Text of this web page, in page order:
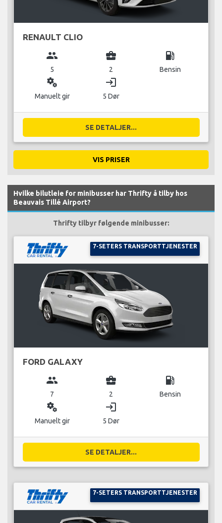
RENAULT CLIO
group
5
business_center
2
local_gas_station
Bensin
miscellaneous_services
Manuelt gir
login
5 Dør
SE DETALJER...
VIS PRISER
Hvilke bilutleie for minibusser har Thrifty å tilby hos
Beauvais Tillé Airport?
Thrifty tilbyr følgende minibusser:
7-SETERS TRANSPORTTJENESTER
FORD GALAXY
group
7
business_center
2
local_gas_station
Bensin
miscellaneous_services
Manuelt gir
login
5 Dør
SE DETALJER...
7-SETERS TRANSPORTTJENESTER